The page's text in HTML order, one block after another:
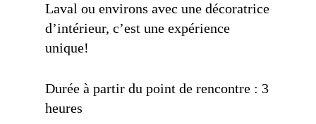
Laval ou environs avec une décoratrice
d’intérieur, c’est une expérience
unique!
Durée à partir du point de rencontre : 3
heures